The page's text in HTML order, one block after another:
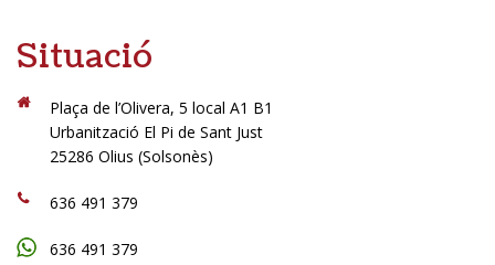
Situació
Plaça de l’Olivera, 5 local A1 B1
Urbanització El Pi de Sant Just
25286 Olius (Solsonès)
636 491 379
636 491 379